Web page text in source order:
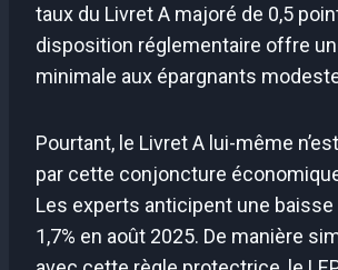
taux du Livret A majoré de 0,5
disposition réglementaire offre
minimale aux épargnants
Pourtant, le Livret A lui-même
par cette conjoncture
Les experts anticipent une baisse
1,7% en août 2025. De manière